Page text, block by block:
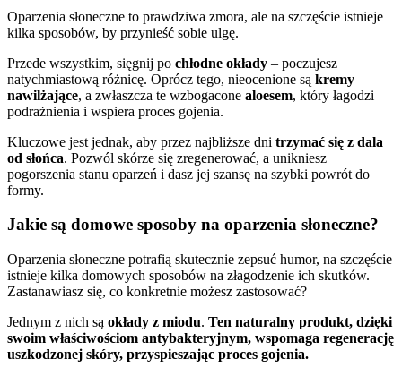
Oparzenia słoneczne to prawdziwa zmora, ale na szczęście istnieje
kilka sposobów, by przynieść sobie ulgę.
Przede wszystkim, sięgnij po chłodne okłady – poczujesz
natychmiastową różnicę. Oprócz tego, nieocenione są kremy
nawilżające, a zwłaszcza te wzbogacone aloesem, który łagodzi
podrażnienia i wspiera proces gojenia.
Kluczowe jest jednak, aby przez najbliższe dni trzymać się z dala
od słońca. Pozwól skórze się zregenerować, a unikniesz
pogorszenia stanu oparzeń i dasz jej szansę na szybki powrót do
formy.
Jakie są domowe sposoby na oparzenia słoneczne?
Oparzenia słoneczne potrafią skutecznie zepsuć humor, na szczęście
istnieje kilka domowych sposobów na złagodzenie ich skutków.
Zastanawiasz się, co konkretnie możesz zastosować?
Jednym z nich są okłady z miodu. Ten naturalny produkt, dzięki
swoim właściwościom antybakteryjnym, wspomaga regenerację
uszkodzonej skóry, przyspieszając proces gojenia.